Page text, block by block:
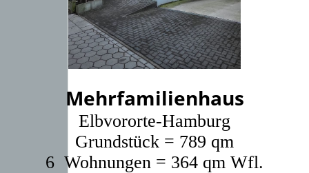
Mehrfamilienhaus
Elbvororte-Hamburg
Grundstück = 789 qm
6 Wohnungen = 364 qm Wfl.